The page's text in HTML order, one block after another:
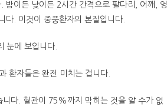
밤이든 낮이든 2시간 간격으로 팔다리, 어깨, 엉
다. 이것이 중풍환자의 본질입니다.
눈에 보입니다.
환자들은 완전 미치는 겁니다.
다. 혈관이 75%까지 막히는 것을 알 수가 없